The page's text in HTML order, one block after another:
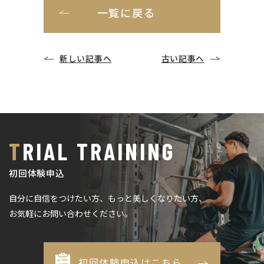
一覧に戻る
新しい記事へ 古い記事へ
TRIAL TRAINING
初回体験申込
自分に自信をつけたい方、もっと美しくなりたい方、
お気軽にお問い合わせください。